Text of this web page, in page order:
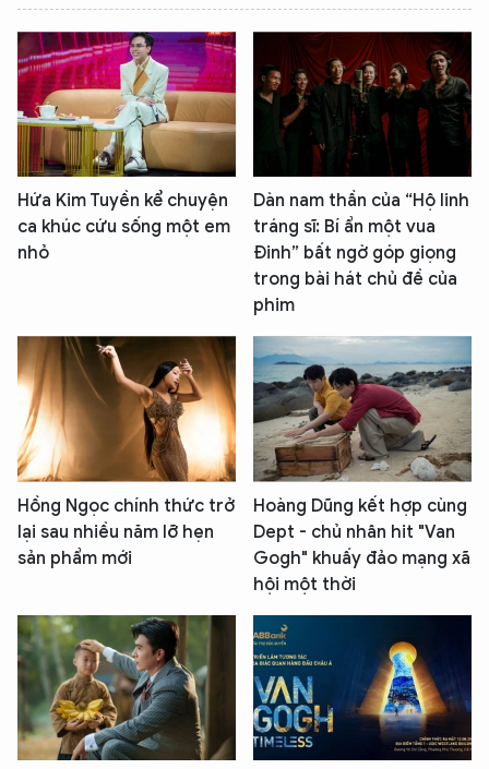
Hứa Kim Tuyền kể chuyện
ca khúc cứu sống một em
nhỏ
Dàn nam thần của “Hộ linh
tráng sĩ: Bí ẩn một vua
Đinh” bất ngờ góp giọng
trong bài hát chủ đề của
phim
Hồng Ngọc chính thức trở
lại sau nhiều năm lỡ hẹn
sản phẩm mới
Hoàng Dũng kết hợp cùng
Dept - chủ nhân hit "Van
Gogh" khuấy đảo mạng xã
hội một thời